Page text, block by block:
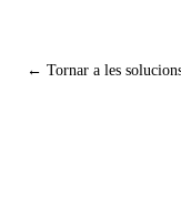
← Tornar a les